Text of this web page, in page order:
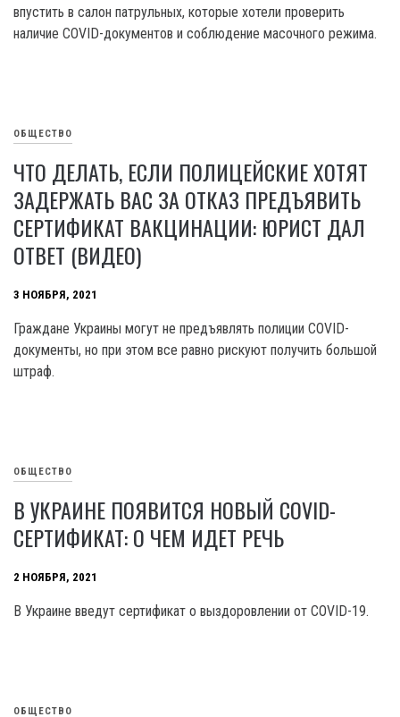
впустить в салон патрульных, которые хотели проверить
наличие COVID-документов и соблюдение масочного режима.
ОБЩЕСТВО
ЧТО ДЕЛАТЬ, ЕСЛИ ПОЛИЦЕЙСКИЕ ХОТЯТ
ЗАДЕРЖАТЬ ВАС ЗА ОТКАЗ ПРЕДЪЯВИТЬ
СЕРТИФИКАТ ВАКЦИНАЦИИ: ЮРИСТ ДАЛ
ОТВЕТ (ВИДЕО)
3 НОЯБРЯ, 2021
Граждане Украины могут не предъявлять полиции COVID-
документы, но при этом все равно рискуют получить большой
штраф.
ОБЩЕСТВО
В УКРАИНЕ ПОЯВИТСЯ НОВЫЙ COVID-
СЕРТИФИКАТ: О ЧЕМ ИДЕТ РЕЧЬ
2 НОЯБРЯ, 2021
В Украине введут сертификат о выздоровлении от COVID-19.
ОБЩЕСТВО